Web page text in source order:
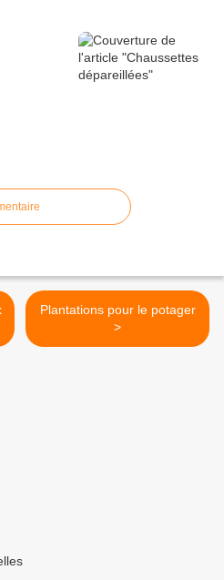
Plantations pour le potager
>